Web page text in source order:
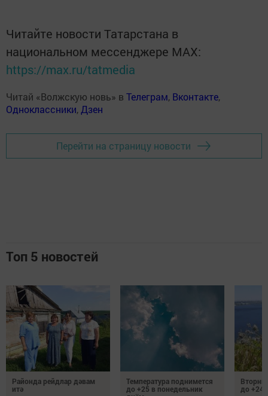
Читайте новости Татарстана в
национальном мессенджере MАХ:
https://max.ru/tatmedia
Читай «Волжскую новь» в Телеграм, Вконтакте,
Одноклассники, Дзен
Перейти на страницу новости
Топ 5 новостей
Районда рейдлар дәвам
итә
Температура поднимется
до +25 в понедельник
до +24